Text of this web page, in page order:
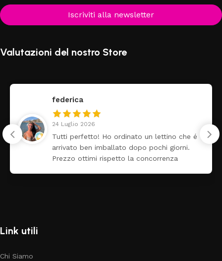
Iscriviti alla newsletter
Valutazioni del nostro Store
federica
24 Luglio 2026
Tutti perfetto! Ho ordinato un lettino che é
arrivato ben imballato dopo pochi giorni.
Prezzo ottimi rispetto la concorrenza
Link utili
Chi Siamo